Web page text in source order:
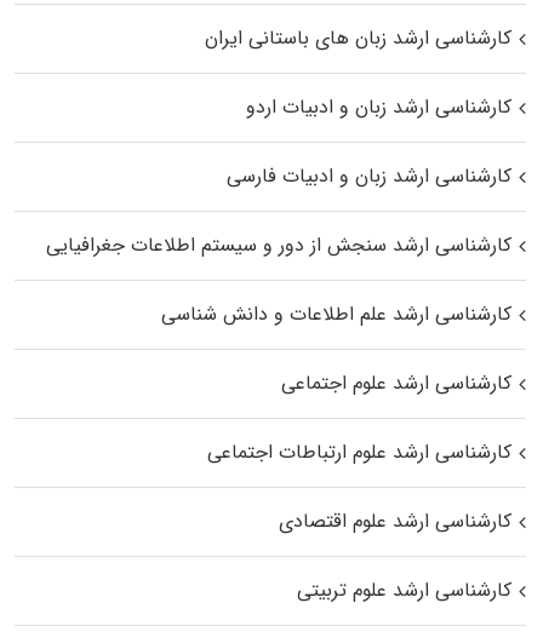
کارشناسی ارشد زبان‌ های باستانی ایران
کارشناسی ارشد زبان و ادبیات اردو
کارشناسی ارشد زبان و ادبیات فارسی
کارشناسی ارشد سنجش از دور و سیستم اطلاعات جغرافیایی
کارشناسی ارشد علم اطلاعات و دانش شناسی
کارشناسی ارشد علوم اجتماعی
کارشناسی ارشد علوم ارتباطات اجتماعی
کارشناسی ارشد علوم اقتصادی
کارشناسی ارشد علوم تربیتی